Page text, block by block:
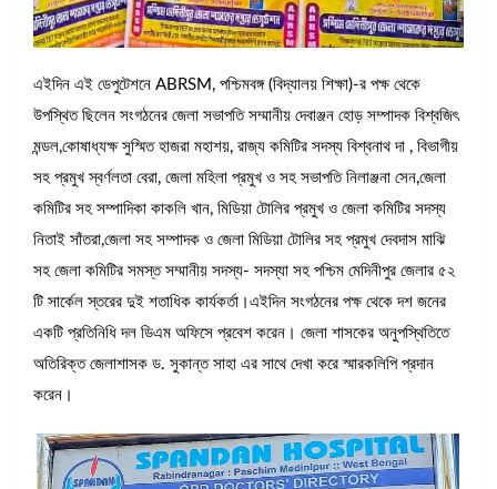
এইদিন এই ডেপুটেশনে ABRSM, পশ্চিমবঙ্গ (বিদ্যালয় শিক্ষা)-র পক্ষ থেকে
উপস্থিত ছিলেন সংগঠনের জেলা সভাপতি সম্মানীয় দেবাঞ্জন হোড় সম্পাদক বিশ্বজিৎ
মন্ডল,কোষাধ্যক্ষ সুস্মিত হাজরা মহাশয়, রাজ্য কমিটির সদস্য বিশ্বনাথ দা , বিভাগীয়
সহ প্রমুখ স্বর্ণলতা বেরা, জেলা মহিলা প্রমুখ ও সহ সভাপতি নিলাঞ্জনা সেন,জেলা
কমিটির সহ সম্পাদিকা কাকলি খান, মিডিয়া টোলির প্রমুখ ও জেলা কমিটির সদস্য
নিতাই সাঁতরা,জেলা সহ সম্পাদক ও জেলা মিডিয়া টোলির সহ প্রমুখ দেবদাস মাঝি
সহ জেলা কমিটির সমস্ত সম্মানীয় সদস্য- সদস্যা সহ পশ্চিম মেদিনীপুর জেলার ৫২
টি সার্কেল স্তরের দুই শতাধিক কার্যকর্তা।এইদিন সংগঠনের পক্ষ থেকে দশ জনের
একটি প্রতিনিধি দল ডিএম অফিসে প্রবেশ করেন। জেলা শাসকের অনুপস্থিতিতে
অতিরিক্ত জেলাশাসক ড. সুকান্ত সাহা এর সাথে দেখা করে স্মারকলিপি প্রদান
করেন।